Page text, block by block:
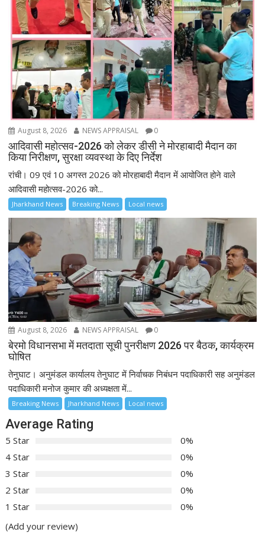
August 8, 2026 NEWS APPRAISAL 0
आदिवासी महोत्सव-2026 को लेकर डीसी ने मोरहाबादी मैदान का
किया निरीक्षण, सुरक्षा व्यवस्था के दिए निर्देश
रांची। 09 एवं 10 अगस्त 2026 को मोरहाबादी मैदान में आयोजित होने वाले
आदिवासी महोत्सव-2026 को...
Jharkhand News Breaking News Local news
August 8, 2026 NEWS APPRAISAL 0
बेरमो विधानसभा में मतदाता सूची पुनरीक्षण 2026 पर बैठक, कार्यक्रम
घोषित
तेनुघाट। अनुमंडल कार्यालय तेनुघाट में निर्वाचक निबंधन पदाधिकारी सह अनुमंडल
पदाधिकारी मनोज कुमार की अध्यक्षता में...
Breaking News Jharkhand News Local news
Average Rating
5 Star
0%
4 Star
0%
3 Star
0%
2 Star
0%
1 Star
0%
(Add your review)